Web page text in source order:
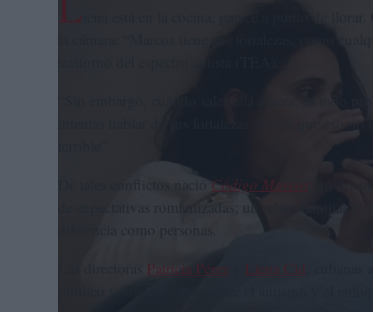
intentas hablar de sus fortalezas sientes que eso
De tales conflictos nacióCódigo Marcos
de expectativas romantizadas; un relato familiar y
Patricia Pérez Liena Cid